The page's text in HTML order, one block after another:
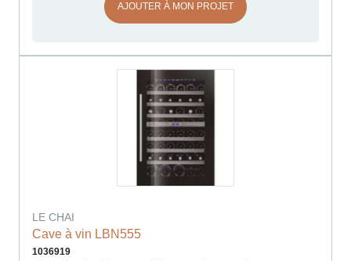
AJOUTER À MON PROJET
LE CHAI
Cave à vin LBN555
1036919